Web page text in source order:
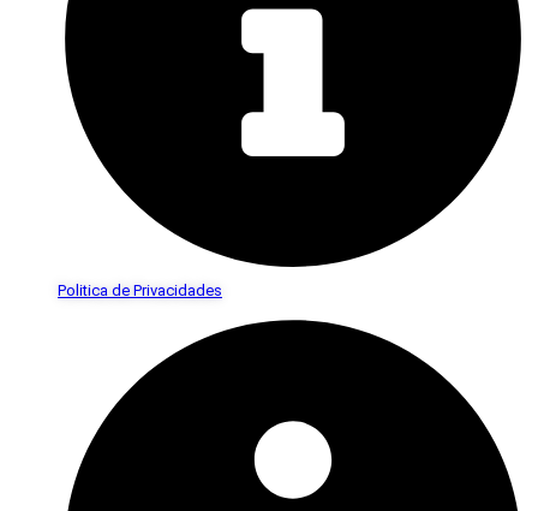
Politica de Privacidades